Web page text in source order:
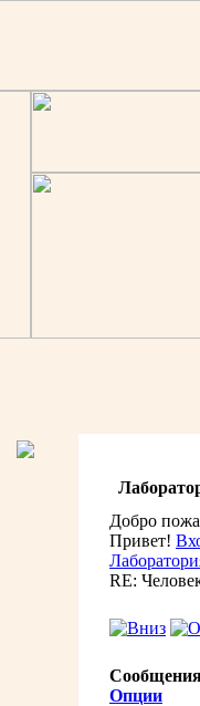
Добро
Привет!
RE:
Опции